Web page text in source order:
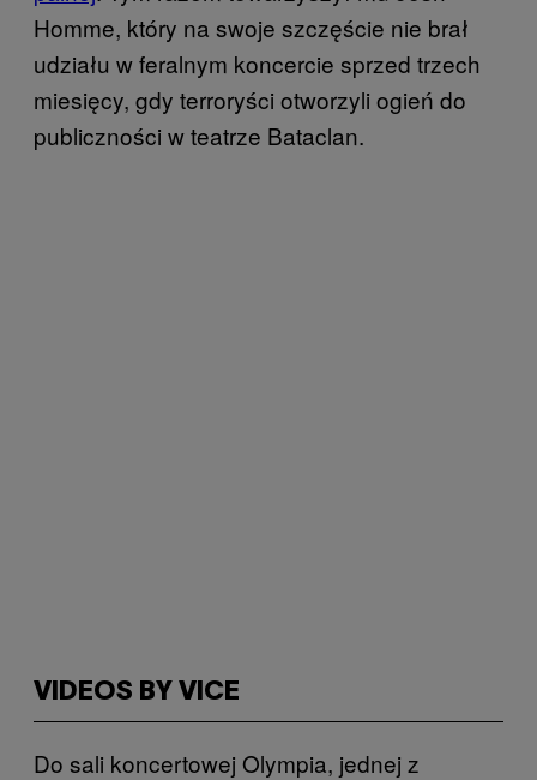
Homme, który na swoje szczęście nie brał
udziału w feralnym koncercie sprzed trzech
miesięcy, gdy terroryści otworzyli ogień do
publiczności w teatrze Bataclan.
VIDEOS BY VICE
Do sali koncertowej Olympia, jednej z